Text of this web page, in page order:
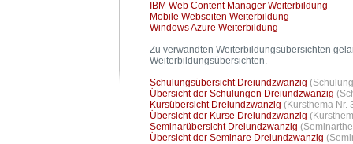
IBM Web Content Manager Weiterbildung
Mobile Webseiten Weiterbildung
Windows Azure Weiterbildung
Zu verwandten Weiterbildungsübersichten
Weiterbildungsübersichten.
Schulungsübersicht Dreiundzwanzig
Übersicht der Schulungen Dreiundzwanzig
Kursübersicht Dreiundzwanzig (Kursthema Nr.
Übersicht der Kurse Dreiundzwanzig
Seminarübersicht Dreiundzwanzig
Übersicht der Seminare Dreiundzwanzig